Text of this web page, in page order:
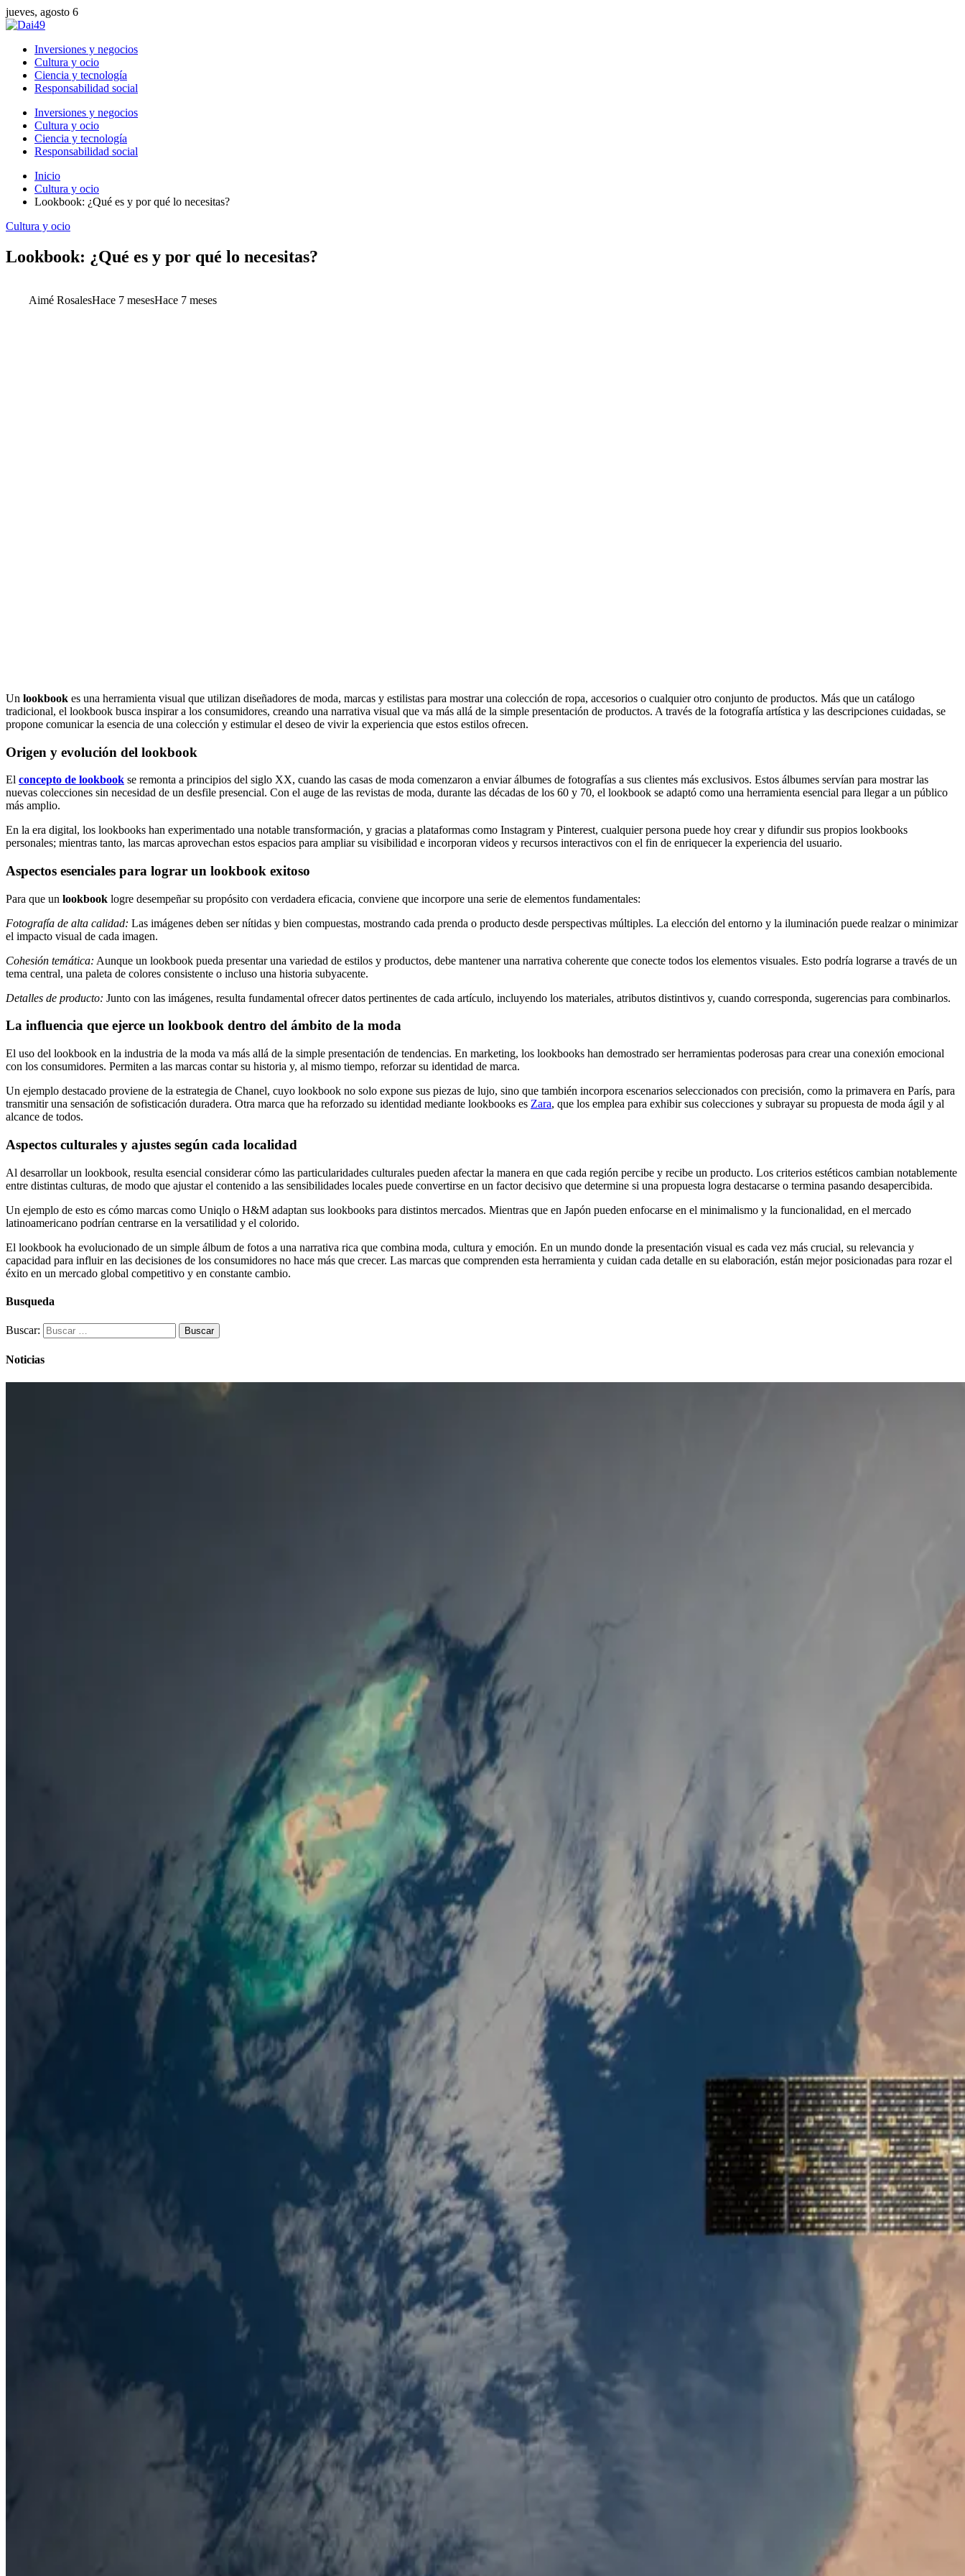
jueves, agosto 6
Inversiones y negocios
Cultura y ocio
Ciencia y tecnología
Responsabilidad social
Inversiones y negocios
Cultura y ocio
Ciencia y tecnología
Responsabilidad social
Inicio
Cultura y ocio
Lookbook: ¿Qué es y por qué lo necesitas?
Cultura y ocio
Lookbook: ¿Qué es y por qué lo necesitas?
Aimé RosalesHace 7 mesesHace 7 meses
Un lookbook es una herramienta visual que utilizan diseñadores de moda, marcas y estilistas para mostrar una colección de ropa, accesorios o cualquier otro conjunto de productos. Más que un catálogo
tradicional, el lookbook busca inspirar a los consumidores, creando una narrativa visual que va más allá de la simple presentación de productos. A través de la fotografía artística y las descripciones cuidadas, se
propone comunicar la esencia de una colección y estimular el deseo de vivir la experiencia que estos estilos ofrecen.
Origen y evolución del lookbook
El concepto de lookbook se remonta a principios del siglo XX, cuando las casas de moda comenzaron a enviar álbumes de fotografías a sus clientes más exclusivos. Estos álbumes servían para mostrar las
nuevas colecciones sin necesidad de un desfile presencial. Con el auge de las revistas de moda, durante las décadas de los 60 y 70, el lookbook se adaptó como una herramienta esencial para llegar a un público
más amplio.
En la era digital, los lookbooks han experimentado una notable transformación, y gracias a plataformas como Instagram y Pinterest, cualquier persona puede hoy crear y difundir sus propios lookbooks
personales; mientras tanto, las marcas aprovechan estos espacios para ampliar su visibilidad e incorporan videos y recursos interactivos con el fin de enriquecer la experiencia del usuario.
Aspectos esenciales para lograr un lookbook exitoso
Para que un lookbook logre desempeñar su propósito con verdadera eficacia, conviene que incorpore una serie de elementos fundamentales:
Fotografía de alta calidad: Las imágenes deben ser nítidas y bien compuestas, mostrando cada prenda o producto desde perspectivas múltiples. La elección del entorno y la iluminación puede realzar o minimizar
el impacto visual de cada imagen.
Cohesión temática: Aunque un lookbook pueda presentar una variedad de estilos y productos, debe mantener una narrativa coherente que conecte todos los elementos visuales. Esto podría lograrse a través de un
tema central, una paleta de colores consistente o incluso una historia subyacente.
Detalles de producto: Junto con las imágenes, resulta fundamental ofrecer datos pertinentes de cada artículo, incluyendo los materiales, atributos distintivos y, cuando corresponda, sugerencias para combinarlos.
La influencia que ejerce un lookbook dentro del ámbito de la moda
El uso del lookbook en la industria de la moda va más allá de la simple presentación de tendencias. En marketing, los lookbooks han demostrado ser herramientas poderosas para crear una conexión emocional
con los consumidores. Permiten a las marcas contar su historia y, al mismo tiempo, reforzar su identidad de marca.
Un ejemplo destacado proviene de la estrategia de Chanel, cuyo lookbook no solo expone sus piezas de lujo, sino que también incorpora escenarios seleccionados con precisión, como la primavera en París, para
transmitir una sensación de sofisticación duradera. Otra marca que ha reforzado su identidad mediante lookbooks es Zara, que los emplea para exhibir sus colecciones y subrayar su propuesta de moda ágil y al
alcance de todos.
Aspectos culturales y ajustes según cada localidad
Al desarrollar un lookbook, resulta esencial considerar cómo las particularidades culturales pueden afectar la manera en que cada región percibe y recibe un producto. Los criterios estéticos cambian notablemente
entre distintas culturas, de modo que ajustar el contenido a las sensibilidades locales puede convertirse en un factor decisivo que determine si una propuesta logra destacarse o termina pasando desapercibida.
Un ejemplo de esto es cómo marcas como Uniqlo o H&M adaptan sus lookbooks para distintos mercados. Mientras que en Japón pueden enfocarse en el minimalismo y la funcionalidad, en el mercado
latinoamericano podrían centrarse en la versatilidad y el colorido.
El lookbook ha evolucionado de un simple álbum de fotos a una narrativa rica que combina moda, cultura y emoción. En un mundo donde la presentación visual es cada vez más crucial, su relevancia y
capacidad para influir en las decisiones de los consumidores no hace más que crecer. Las marcas que comprenden esta herramienta y cuidan cada detalle en su elaboración, están mejor posicionadas para rozar el
éxito en un mercado global competitivo y en constante cambio.
Busqueda
Buscar:
Noticias